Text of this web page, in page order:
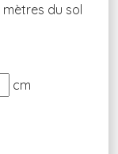
du sol
cm